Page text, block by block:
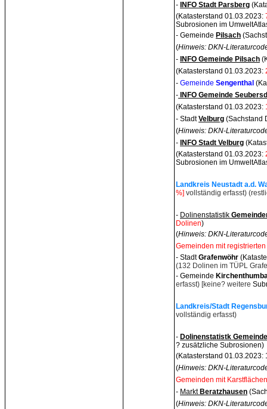
- INFO Stadt Parsberg
(Katasterstand 01.03.2023:
Subrosionen im
- Gemeinde Pilsach
(Hinweis: DKN-
- INFO Gemeinde Pilsach
(Katasterstand 01.03.2023:
- Gemeinde Sengenthal
- INFO Gemeinde
(Katasterstand 01.03.2023:
- StadtVelburg (Sachstand
(Hinweis: DKN-
- INFO Stadt Velburg
(Katasterstand 01.03.2023:
Subrosionen im
Landkreis Neustadt a.d.
%] vollständig erfasst)
- Dolinenstatistik
Dolinen)
(Hinweis: DKN-
Gemeinden mit
- StadtGrafenwöhr
(132 Dolinen im TÜPL
- Gemeinde
erfasst) [keine? weitere
Landkreis/Stadt
vollständig erfasst)
- Dolinenstatistk
? zusätzliche Subrosionen)
(Katasterstand 01.03.2023:
(Hinweis: DKN-
Gemeinden mit
- Markt Beratzhausen
(Hinweis: DKN-